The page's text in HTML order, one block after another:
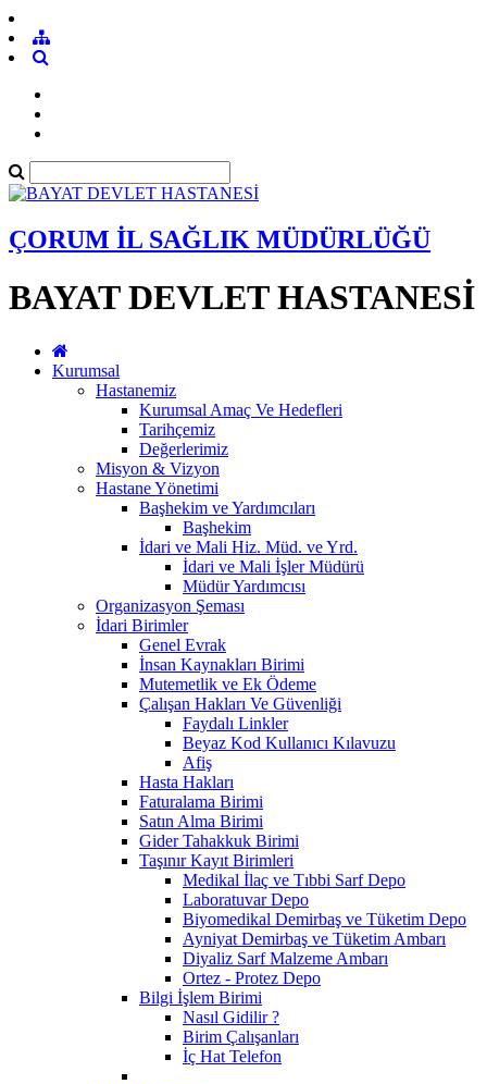
ÇORUM İL SAĞLIK MÜDÜRLÜĞÜ
BAYAT DEVLET HASTANESİ
Kurumsal
Hastanemiz
Kurumsal Amaç Ve Hedefleri
Tarihçemiz
Değerlerimiz
Misyon & Vizyon
Hastane Yönetimi
Başhekim ve Yardımcıları
Başhekim
İdari ve Mali Hiz. Müd. ve Yrd.
İdari ve Mali İşler Müdürü
Müdür Yardımcısı
Organizasyon Şeması
İdari Birimler
Genel Evrak
İnsan Kaynakları Birimi
Mutemetlik ve Ek Ödeme
Çalışan Hakları Ve Güvenliği
Faydalı Linkler
Beyaz Kod Kullanıcı Kılavuzu
Afiş
Hasta Hakları
Faturalama Birimi
Satın Alma Birimi
Gider Tahakkuk Birimi
Taşınır Kayıt Birimleri
Medikal İlaç ve Tıbbi Sarf Depo
Laboratuvar Depo
Biyomedikal Demirbaş ve Tüketim Depo
Ayniyat Demirbaş ve Tüketim Ambarı
Diyaliz Sarf Malzeme Ambarı
Ortez - Protez Depo
Bilgi İşlem Birimi
Nasıl Gidilir ?
Birim Çalışanları
İç Hat Telefon